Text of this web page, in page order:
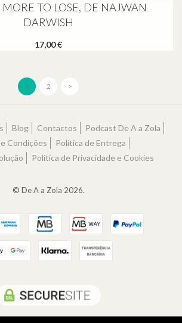
TO LOSE, DE NAJWAN
DARWISH
17,00 €
1 2 >
Blog Contactos
Podcast De A a Zola
Condições
Política de Entrega
Política de Privacidade e Cookies
© De A a Zola 2026.